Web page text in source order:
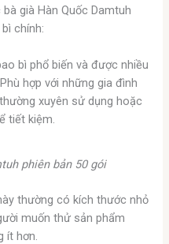
già Hàn Quốc Damtuh
chính:
bì phổ biến và được nhiều
hợp với những gia đình
xuyên sử dụng hoặc
tiết kiệm.
phiên bản 50 gói
thường có kích thước nhỏ
muốn thử sản phẩm
ít hơn.